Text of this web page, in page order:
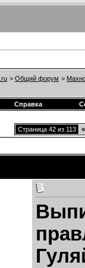
> Общий форум >
Справка
Страница 42 из 113 «